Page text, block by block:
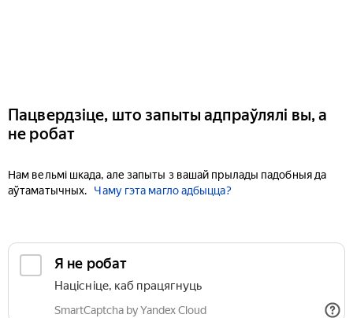
Пацвердзіце, што запыты адпраўлялі вы, а
не робат
Нам вельмі шкада, але запыты з вашай прылады падобныя да
аўтаматычных.
Чаму гэта магло адбыцца?
Я не робат
Націсніце, каб працягнуць
SmartCaptcha by Yandex Cloud